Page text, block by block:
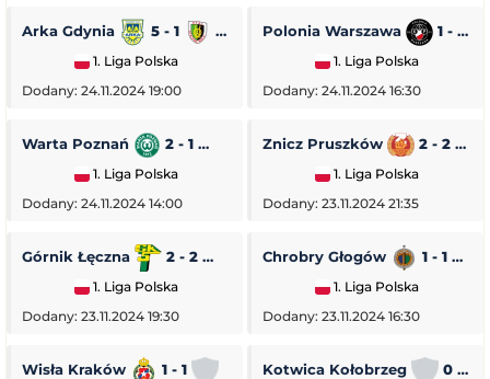
Arka Gdynia 5 - 1
1. Liga Polska
Dodany: 24.11.2024 19:00
Polonia Warszawa 1 - 0
1. Liga Polska
Dodany: 24.11.2024 16:30
Warta Poznań 2 - 1 Pogoń Siedlce
1. Liga Polska
Dodany: 24.11.2024 14:00
Znicz Pruszków 2 - 2
1. Liga Polska
Dodany: 23.11.2024 21:35
Górnik Łęczna 2 - 2 GKS Tychy
1. Liga Polska
Dodany: 23.11.2024 19:30
Chrobry Głogów 1 - 1
1. Liga Polska
Dodany: 23.11.2024 16:30
Wisła Kraków 1 - 1 Stal Rzeszów
Kotwica Kołobrzeg 0 - 5